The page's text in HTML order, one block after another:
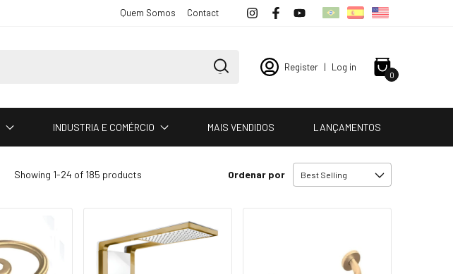
Quem Somos Contact
Register | Log in
0
INDUSTRIA E COMÉRCIO MAIS VENDIDOS LANÇAMENTOS
Showing 1-24 of 185 products Ordenar por